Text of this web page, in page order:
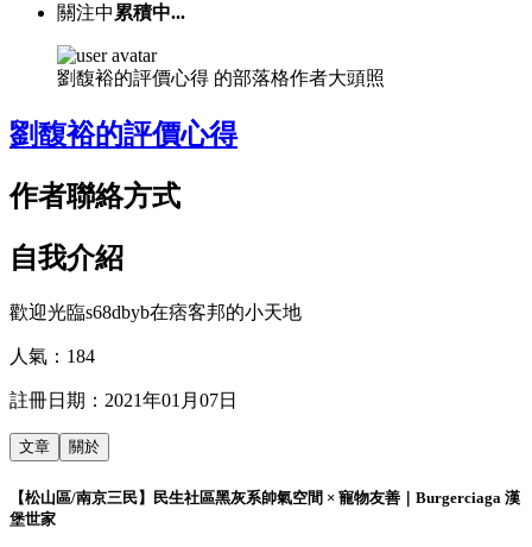
關注中 累積中...
劉馥裕的評價心得 的部落格作者大頭照
劉馥裕的評價心得
作者聯絡方式
自我介紹
歡迎光臨s68dbyb在痞客邦的小天地
人氣： 184
註冊日期： 2021年01月07日
文章 關於
【松山區/南京三民】民生社區黑灰系帥氣空間 × 寵物友善｜Burgerciaga 漢
堡世家